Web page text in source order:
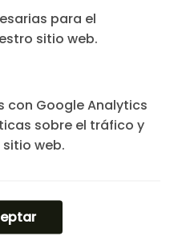
consultores, y
Escultor Madrid:
para el
sitio web.
con Google Analytics
sobre el tráfico y
web.